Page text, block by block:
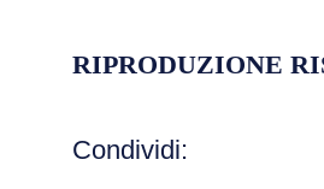
RIPRODUZIONE
Condividi: